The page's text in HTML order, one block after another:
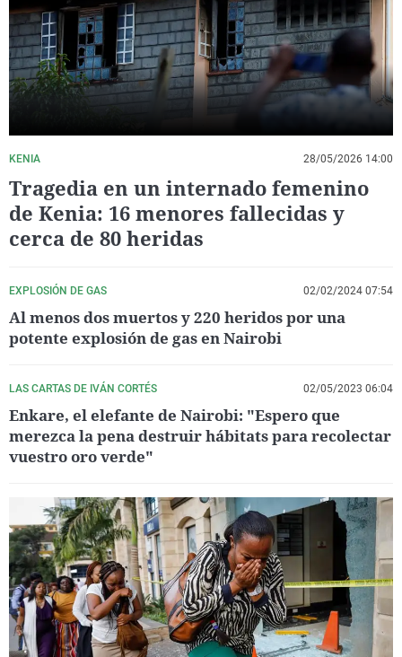
La rosa de los vientos
Gente viajera
Como el perro y el
Caso
Retornados
Equipo de
Operación Viuda
Extremadura
Galicia
La Rioja
Navarra
País Vasco
Virales
Televisión
Elecciones
KENIA 28/05/2026 14:00
Tragedia en un internado femenino
de Kenia: 16 menores fallecidas y
cerca de 80 heridas
EXPLOSIÓN DE GAS 02/02/2024 07:54
Al menos dos muertos y 220 heridos por una
potente explosión de gas en Nairobi
LAS CARTAS DE IVÁN CORTÉS 02/05/2023 06:04
Enkare, el elefante de Nairobi: "Espero que
merezca la pena destruir hábitats para recolectar
vuestro oro verde"